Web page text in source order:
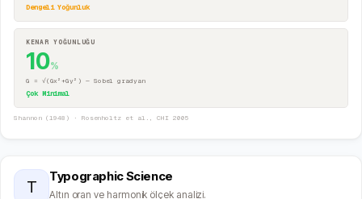
Dengeli Yoğunluk
KENAR YOĞUNLUĞU
10%
G = √(Gx²+Gy²) — Sobel gradyan
Çok Minimal
Shannon (1948) · Rosenholtz et al., CHI 2005
T
Typographic Science
Altın oran ve harmonik ölçek analizi.